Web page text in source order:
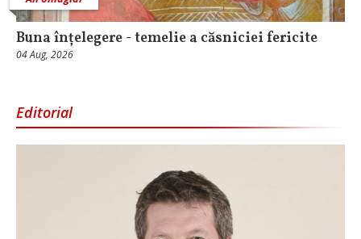
Buna înțelegere - temelie a căsniciei fericite
04 Aug, 2026
Editorial